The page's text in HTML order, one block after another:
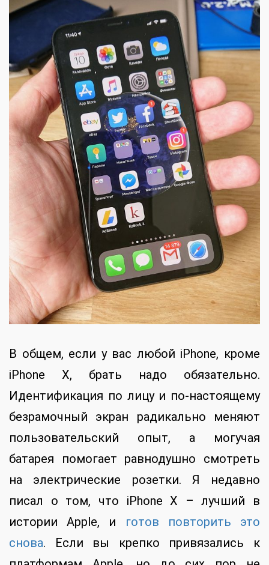
В общем, если у вас любой iPhone, кроме
iPhone X, брать надо обязательно.
Идентификация по лицу и по-настоящему
безрамочный экран радикально меняют
пользовательский опыт, а могучая
батарея помогает равнодушно смотреть
на электрические розетки. Я недавно
писал о том, что iPhone X – лучший в
истории Apple, и готов повторить это
снова. Если вы крепко привязались к